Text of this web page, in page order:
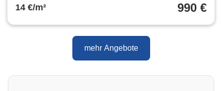
14 €/m² 990 €
mehr Angebote